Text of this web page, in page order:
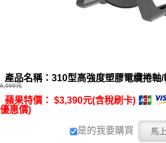
產品名稱：310型高強度塑膠電纜捲軸
6,000元
蘋果特價： $3,390元(含稅刷卡)
優惠價)
是的我要購買